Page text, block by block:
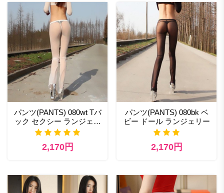
パンツ(PANTS) 080wt Tバ
ック セクシー ランジェリ
ー
2,170円
パンツ(PANTS) 080bk ベ
ビー ドール ランジェリー
2,170円